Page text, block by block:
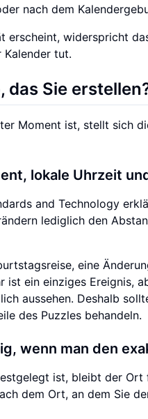
nach dem
widerspricht
Kalender tut.
das Sie
Moment ist, stellt sich
lokale Uhrzeit
and Technology
lediglich den
eine
ein einziges Ereignis,
aussehen. Deshalb
des Puzzles behandeln.
wenn man den
ist, bleibt der
dem Ort, an dem Sie